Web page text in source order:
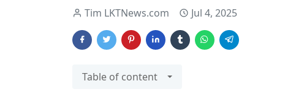
Tim LKTNews.com Jul 4, 2025
Table of content